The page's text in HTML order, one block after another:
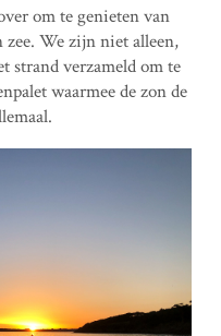
om te genieten van
zee. We zijn niet alleen,
strand verzameld om te
waarmee de zon de